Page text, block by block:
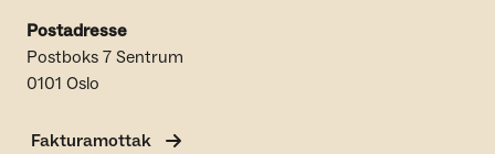
Postadresse
Postboks 7 Sentrum
0101 Oslo
Fakturamottak